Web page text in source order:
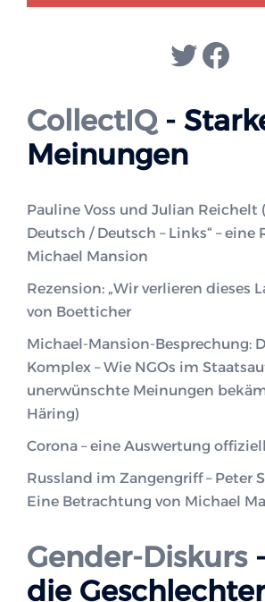
Twitter
CollectIQ-
Meinungen
Pauline Voss und Julian Reichelt
Deutsch / Deutsch – Links“ – eine
Michael Mansion
Rezension: „Wir verlieren dieses
von Boetticher
Michael-Mansion-Besprechung:
Komplex – Wie NGOs im
unerwünschte Meinungen
Häring)
Corona – eine Auswertung
Russland im Zangengriff – Peter
Eine Betrachtung von Michael
Gender-Diskurs
die Geschlechter